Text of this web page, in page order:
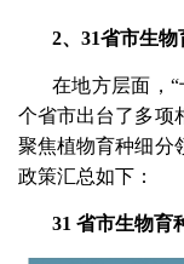
2、 31省市生
在地方层面，
个省市出台了多项
聚焦植物育种细分
政策汇总如下：
31 省市生物育